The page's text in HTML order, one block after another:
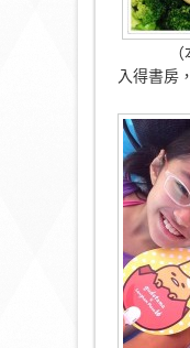
入得書房